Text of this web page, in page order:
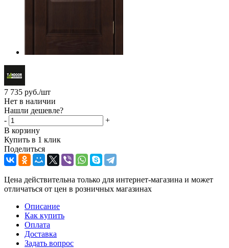
7 735 руб./шт
Нет в наличии
Нашли дешевле?
-
+
В корзину
Купить в 1 клик
Поделиться
Цена действительна только для интернет-магазина и может
отличаться от цен в розничных магазинах
Описание
Как купить
Оплата
Доставка
Задать вопрос